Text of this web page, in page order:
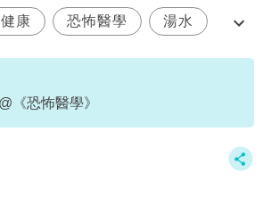
康 恐怖醫學 湯水
《恐怖醫學》